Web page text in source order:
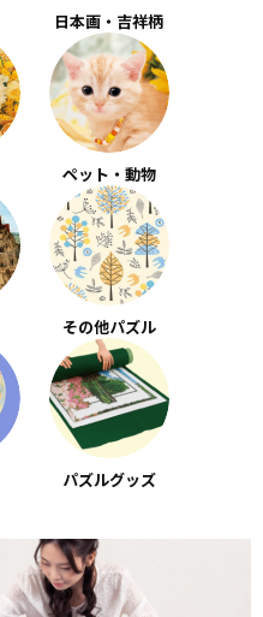
日本画・吉祥柄
ペット・動物
その他パズル
パズルグッズ